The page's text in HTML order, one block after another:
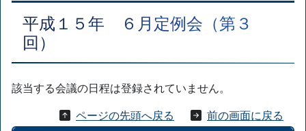
平成１５年 ６月定例会（第３
回）
該当する会議の日程は登録されていません。
ページの先頭へ戻る
前の画面に戻る